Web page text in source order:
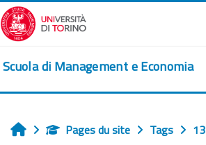
Passer au contenu principal
Scuola di Management e Economia
AccueilPages du site Tags 13